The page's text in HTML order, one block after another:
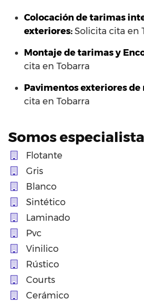
Colocación de tarimas
exteriores:Solicita cita en
Montaje de tarimas y
cita en Tobarra
Pavimentos exteriores de
cita en Tobarra
Somos
Flotante
Gris
Blanco
Sintético
Laminado
Pvc
Vinilico
Rústico
Courts
Cerámico